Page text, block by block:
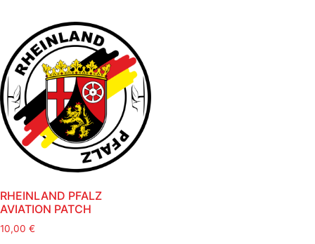
RHEINLAND PFALZ
AVIATION PATCH
10,00 €